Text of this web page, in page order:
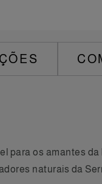
para os amantes
naturais da